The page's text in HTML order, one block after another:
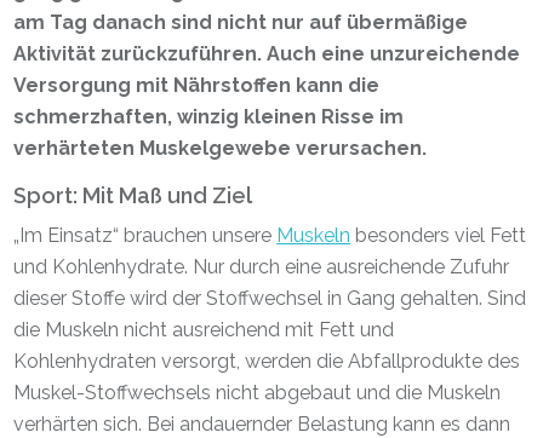
am Tag danach sind nicht nur auf übermäßige
Aktivität zurückzuführen. Auch eine unzureichende
Versorgung mit Nährstoffen kann die
schmerzhaften, winzig kleinen Risse im
verhärteten Muskelgewebe verursachen.
Sport: Mit Maß und Ziel
„Im Einsatz“ brauchen unsere Muskeln besonders viel Fett
und Kohlenhydrate. Nur durch eine ausreichende Zufuhr
dieser Stoffe wird der Stoffwechsel in Gang gehalten. Sind
die Muskeln nicht ausreichend mit Fett und
Kohlenhydraten versorgt, werden die Abfallprodukte des
Muskel-Stoffwechsels nicht abgebaut und die Muskeln
verhärten sich. Bei andauernder Belastung kann es dann